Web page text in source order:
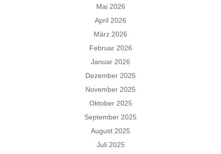
Mai 2026
April 2026
März 2026
Februar 2026
Januar 2026
Dezember 2025
November 2025
Oktober 2025
September 2025
August 2025
Juli 2025